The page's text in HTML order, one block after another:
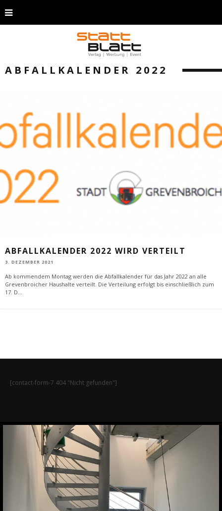
ABFALLKALENDER 2022
ABFALLKALENDER 2022 WIRD VERTEILT
3. DEZEMBER 2021
Ab kommendem Montag werden die Abfallkalender für das Jahr 2022 an alle
Grevenbroicher Haushalte verteilt. Die Verteilung erfolgt bis einschließlich zum
17. D...
[contact-form-7 404 "Nicht gefunden"]